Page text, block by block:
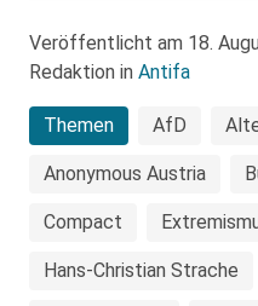
Veröffentlicht am 18.
Redaktion in Antifa
Themen AfD
Anonymous Austria
Compact
Hans-Christian Strache